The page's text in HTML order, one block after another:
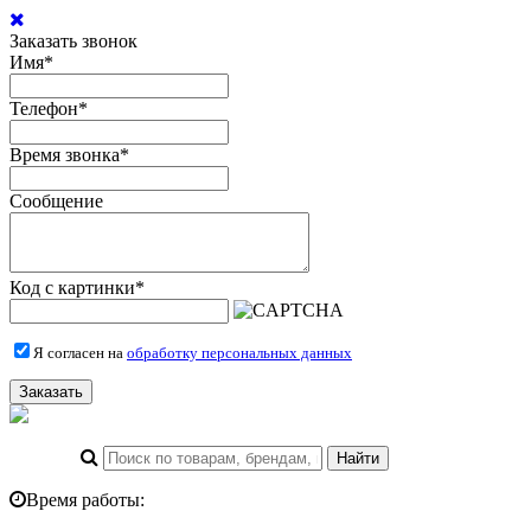
Заказать звонок
Имя*
Телефон*
Время звонка*
Сообщение
Код с картинки*
Я согласен на обработку персональных данных
Заказать
Время работы: